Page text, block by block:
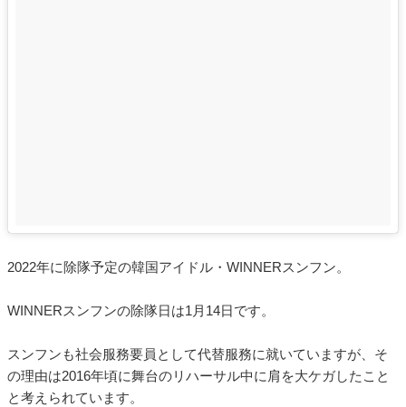
2022年に除隊予定の韓国アイドル・WINNERスンフン。
WINNERスンフンの除隊日は1月14日です。
スンフンも社会服務要員として代替服務に就いていますが、そ
の理由は2016年頃に舞台のリハーサル中に肩を大ケガしたこと
と考えられています。